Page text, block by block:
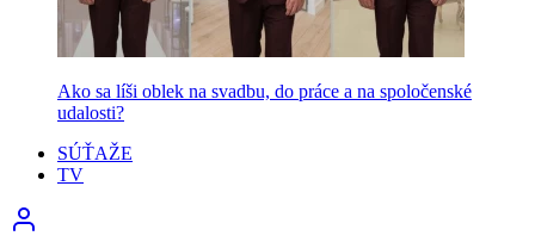
Ako sa líši oblek na svadbu, do práce a na spoločenské
udalosti?
SÚŤAŽE
TV